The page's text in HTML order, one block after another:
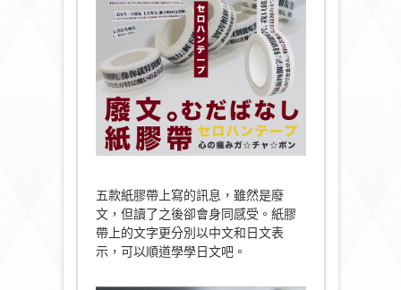
五款紙膠帶上寫的訊息，雖然是廢
文，但讀了之後卻會身同感受。紙膠
帶上的文字更分別以中文和日文表
示，可以順道學學日文吧。